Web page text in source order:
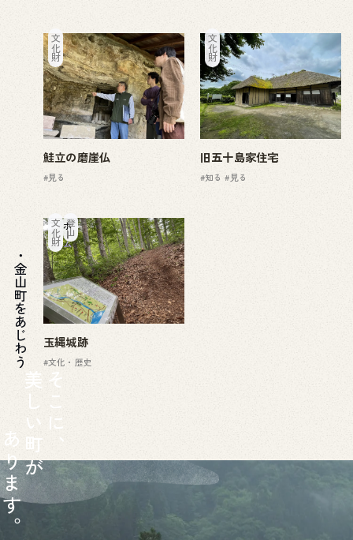
鮭立の磨崖仏
文化財
#見る
旧五十島家住宅
文化財
#知る #見る
玉縄城跡
文化財登山
#文化・歴史
ホーム
金山町をあじわう
そ
こ
に
、
美
し
い
町
が